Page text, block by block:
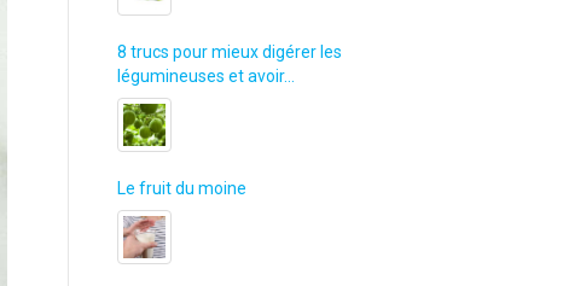
8 trucs pour mieux digérer les
légumineuses et avoir…
Le fruit du moine